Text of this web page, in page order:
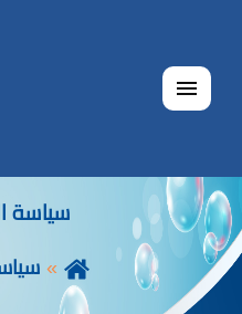
القائمة
سياسة